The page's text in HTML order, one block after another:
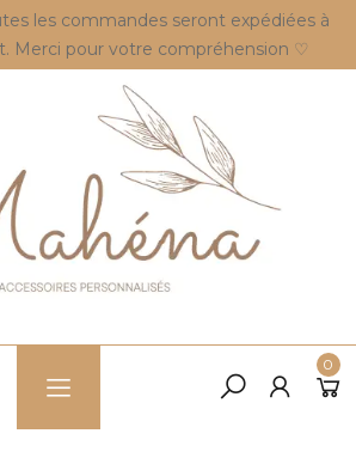
les commandes seront expédiées à
Merci pour votre compréhension ♡
0